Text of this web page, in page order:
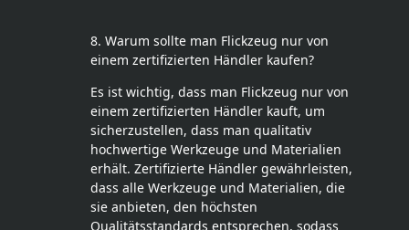
8. Warum sollte man Flickzeug nur von
einem zertifizierten Händler kaufen?
Es ist wichtig, dass man Flickzeug nur von
einem zertifizierten Händler kauft, um
sicherzustellen, dass man qualitativ
hochwertige Werkzeuge und Materialien
erhält. Zertifizierte Händler gewährleisten,
dass alle Werkzeuge und Materialien, die
sie anbieten, den höchsten
Qualitätsstandards entsprechen, sodass